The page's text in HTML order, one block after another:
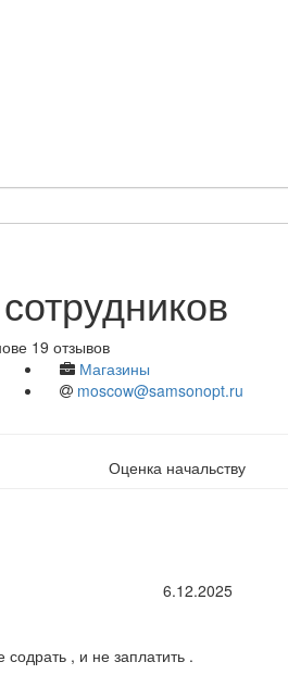
19 отзывов
Магазины
moscow@samsonopt.ru
Оценка начальству
6.12.2025
, и не заплатить .